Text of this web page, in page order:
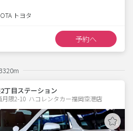
トヨタ
予約へ
丁目ステーション
隈2-10  ハコレンタカー福岡空港店